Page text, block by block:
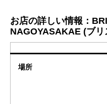
お店の詳しい情報：
NAGOYASAKAE (ブリ
場所